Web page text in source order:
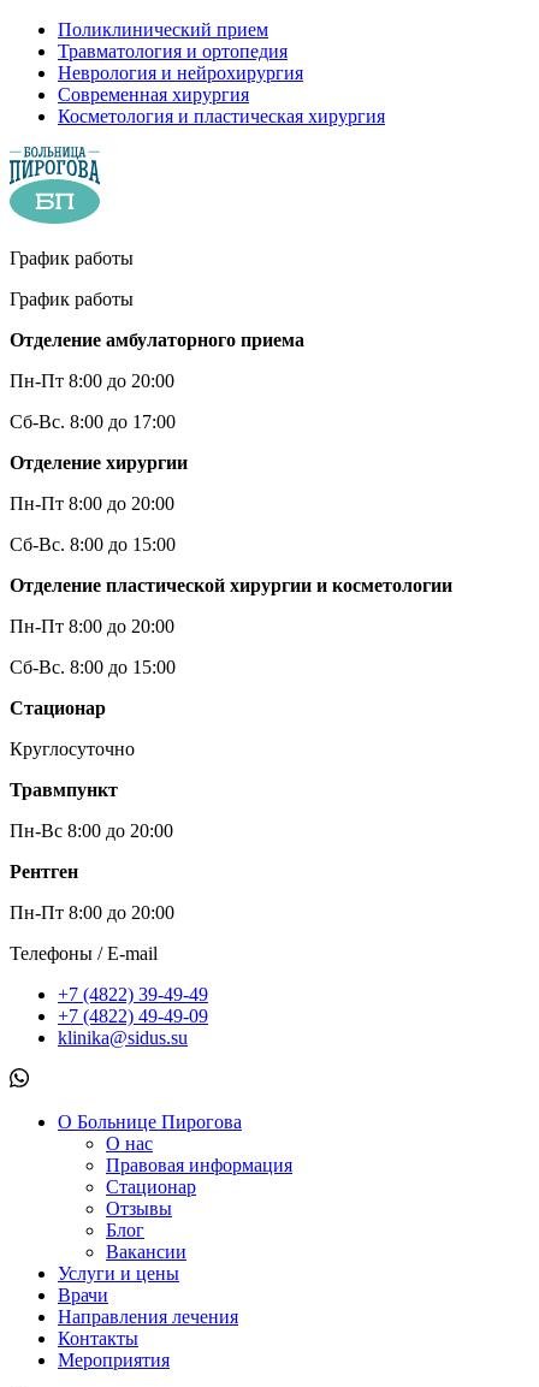
Поликлинический прием
Травматология и ортопедия
Неврология и нейрохирургия
Современная хирургия
Косметология и пластическая хирургия
График работы
График работы
Отделение амбулаторного приема
Пн-Пт 8:00 до 20:00
Сб-Вс. 8:00 до 17:00
Отделение хирургии
Пн-Пт 8:00 до 20:00
Сб-Вс. 8:00 до 15:00
Отделение пластической хирургии и косметологии
Пн-Пт 8:00 до 20:00
Сб-Вс. 8:00 до 15:00
Стационар
Круглосуточно
Травмпункт
Пн-Вс 8:00 до 20:00
Рентген
Пн-Пт 8:00 до 20:00
Телефоны / E-mail
+7 (4822) 39-49-49
+7 (4822) 49-49-09
klinika@sidus.su
О Больнице Пирогова
О нас
Правовая информация
Стационар
Отзывы
Блог
Вакансии
Услуги и цены
Врачи
Направления лечения
Контакты
Мероприятия